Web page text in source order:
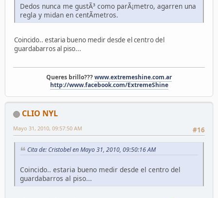
Dedos nunca me gustÃ³ como parÃ¡metro, agarren una
regla y midan en centÃ­metros.
Coincido.. estaria bueno medir desde el centro del
guardabarros al piso...
Queres brillo???www.extremeshine.com.ar
http://www.facebook.com/ExtremeShine
CLIO NYL
#16
Mayo 31, 2010, 09:57:50 AM
Cita de: Cristobel en Mayo 31, 2010, 09:50:16 AM
Coincido.. estaria bueno medir desde el centro del
guardabarros al piso...